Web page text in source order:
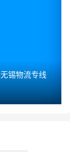
锡物流专线